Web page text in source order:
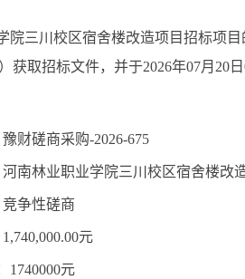
院三川校区宿舍楼改造项目招标项目
获取招标文件，并于2026年07月20
财磋商采购-2026-675
南林业职业学院三川校区宿舍楼改
争性磋商
元
1740000元